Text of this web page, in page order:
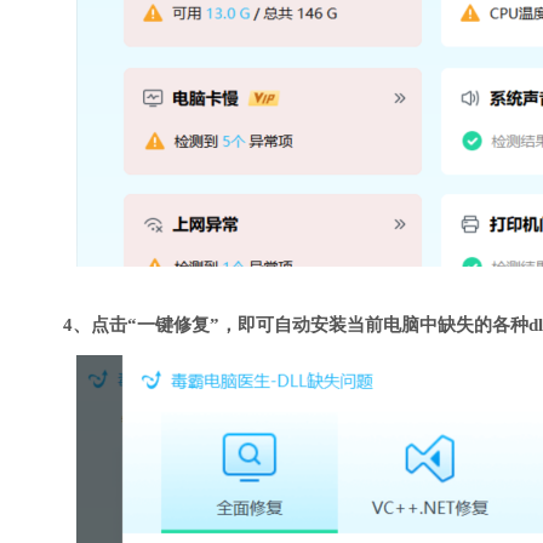
4、点击“一键修复”，即可自动安装当前电脑中缺失的各种